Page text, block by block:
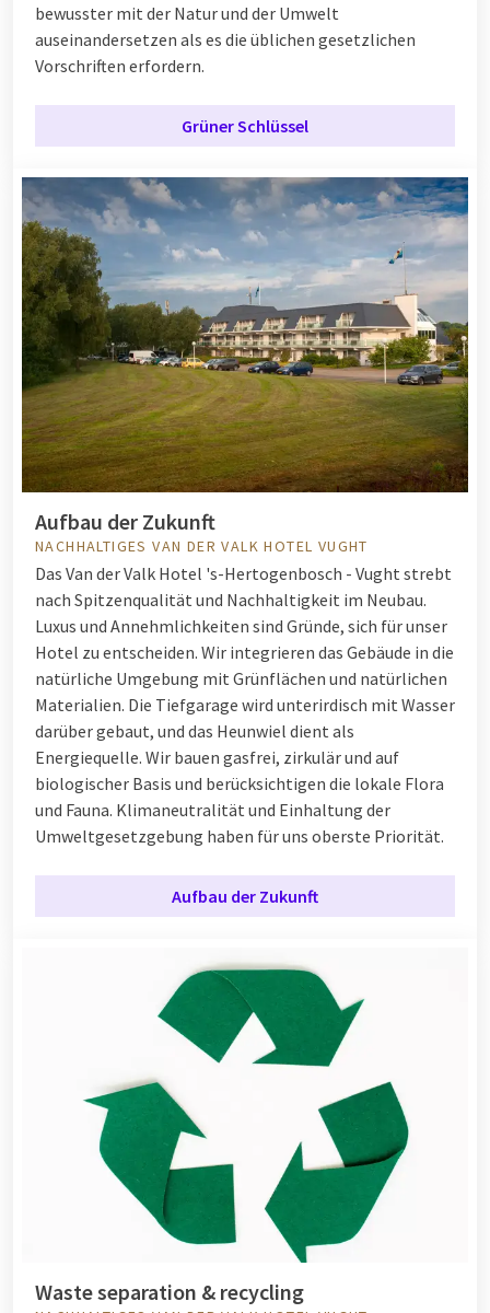
bewusster mit der Natur und der Umwelt
auseinandersetzen als es die üblichen gesetzlichen
Vorschriften erfordern.
Grüner Schlüssel
Aufbau der Zukunft
NACHHALTIGES VAN DER VALK HOTEL VUGHT
Das Van der Valk Hotel 's-Hertogenbosch - Vught strebt
nach Spitzenqualität und Nachhaltigkeit im Neubau.
Luxus und Annehmlichkeiten sind Gründe, sich für unser
Hotel zu entscheiden. Wir integrieren das Gebäude in die
natürliche Umgebung mit Grünflächen und natürlichen
Materialien. Die Tiefgarage wird unterirdisch mit Wasser
darüber gebaut, und das Heunwiel dient als
Energiequelle. Wir bauen gasfrei, zirkulär und auf
biologischer Basis und berücksichtigen die lokale Flora
und Fauna. Klimaneutralität und Einhaltung der
Umweltgesetzgebung haben für uns oberste Priorität.
Aufbau der Zukunft
Waste separation & recycling